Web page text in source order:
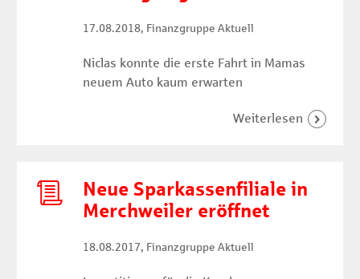
17.08.2018, Finanzgruppe Aktuell
Niclas konnte die erste Fahrt in Mamas
neuem Auto kaum erwarten
Neue Sparkassenfiliale in
Merchweiler eröffnet
18.08.2017, Finanzgruppe Aktuell